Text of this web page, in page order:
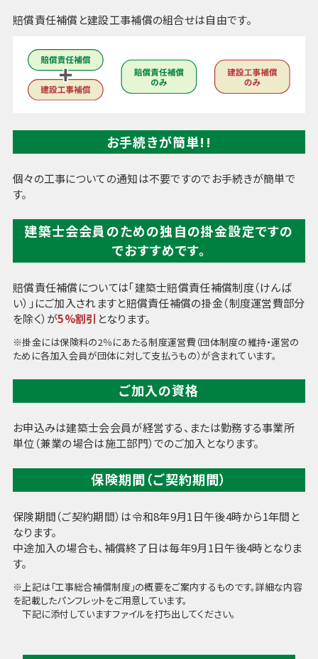
賠償責任補償と建設工事補償の組合せは自由です。
お手続きが簡単!!
個々の工事についての通知は不要ですのでお手続きが簡単で
す。
建築士会会員のための独自の掛金設定ですの
でおすすめです。
賠償責任補償については｢建築士賠償責任補償制度（けんば
い）｣にご加入されますと賠償責任補償の掛金（制度運営費部分
を除く）が5%割引 となります。
※掛金には保険料の2％にあたる制度運営費（団体制度の維持・運営の
ために各加入会員が団体に対して支払うもの）が含まれています。
ご加入の資格
お申込みは建築士会会員が経営する、または勤務する事業所
単位（兼業の場合は施工部門）でのご加入となります。
保険期間（ご契約期間）
保険期間（ご契約期間）は令和8年9月1日午後4時から1年間と
なります。
中途加入の場合も、補償終了日は毎年9月1日午後4時となりま
す。
※上記は「工事総合補償制度」の概要をご案内するものです。詳細な内容
を記載したパンフレットをご用意しています。
下記に添付していますファイルを打ち出してください。